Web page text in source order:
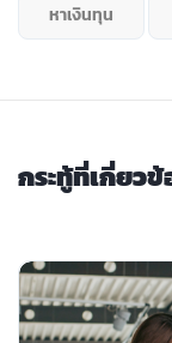
หาเงินทุน
กระทู้ที่เกี่ยว